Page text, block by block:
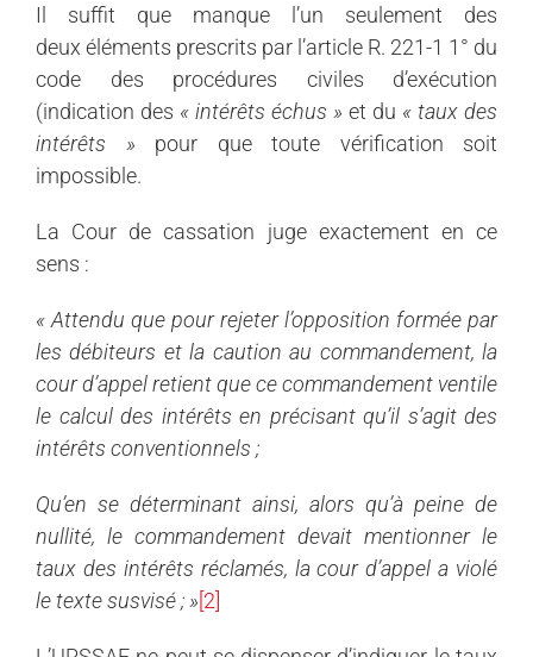
Il suffit que manque l’un seulement des
deux éléments prescrits par l’article R. 221-1 1° du
code des procédures civiles d’exécution
(indication des « intérêts échus » et du « taux des
intérêts » pour que toute vérification soit
impossible.
La Cour de cassation juge exactement en ce
sens :
« Attendu que pour rejeter l’opposition formée par
les débiteurs et la caution au commandement, la
cour d’appel retient que ce commandement ventile
le calcul des intérêts en précisant qu’il s’agit des
intérêts conventionnels ;
Qu’en se déterminant ainsi, alors qu’à peine de
nullité, le commandement devait mentionner le
taux des intérêts réclamés, la cour d’appel a violé
le texte susvisé ; » [2]